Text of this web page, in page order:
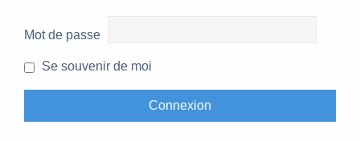
Mot de passe
Se souvenir de moi